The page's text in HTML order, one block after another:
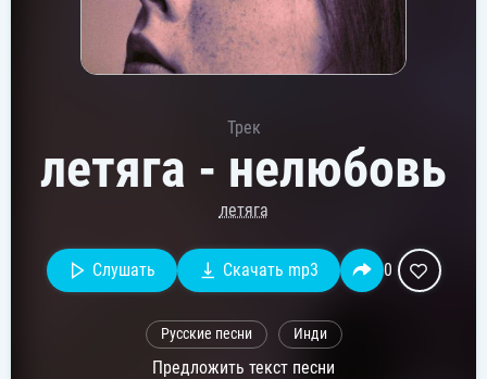
Трек
летяга - нелюбовь
летяга
Слушать Скачать mp3 0
Русские песни Инди
Предложить текст песни